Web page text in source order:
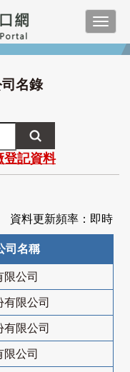
名錄
登記資料
資料更新頻率：即時
司名稱
限公司
限公司
限公司
公司